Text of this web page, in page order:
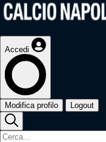
Accedi
Modifica profilo Logout